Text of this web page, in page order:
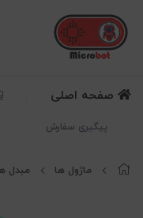
صفحه اصلی
پیگیری سفارش
ماژول ها مبدل